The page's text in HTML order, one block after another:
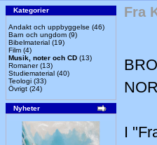
Kategorier
Andakt och uppbyggelse (46)
Barn och ungdom (9)
Bibelmaterial (19)
Film (4)
Musik, noter och CD (13)
Romaner(13)
Studiematerial (40)
Teologi (33)
Övrigt (24)
Nyheter
Fra
I